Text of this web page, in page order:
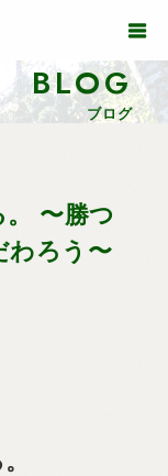
BLOG
ブログ
。 〜勝つ
わろう〜